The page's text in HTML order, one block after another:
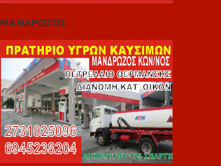
ΜΑΝΔΡΩΖΟΣ